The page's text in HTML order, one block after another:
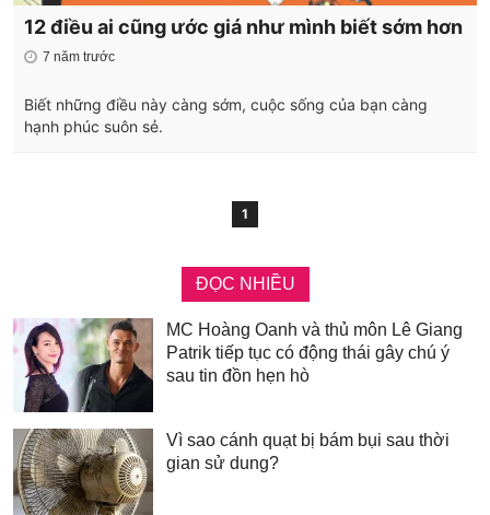
12 điều ai cũng ước giá như mình biết sớm hơn
7 năm trước
Biết những điều này càng sớm, cuộc sống của bạn càng
hạnh phúc suôn sẻ.
1
ĐỌC NHIỀU
MC Hoàng Oanh và thủ môn Lê Giang
Patrik tiếp tục có động thái gây chú ý
sau tin đồn hẹn hò
Vì sao cánh quạt bị bám bụi sau thời
gian sử dung?